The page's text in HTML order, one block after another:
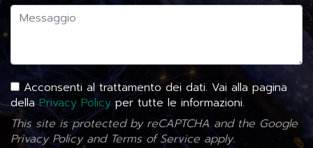
Acconsenti al trattamento dei dati. Vai alla pagina
dellaPrivacy Policyper tutte le informazioni.
This site is protected by reCAPTCHA and the Google
Privacy Policyand Terms of Service apply.